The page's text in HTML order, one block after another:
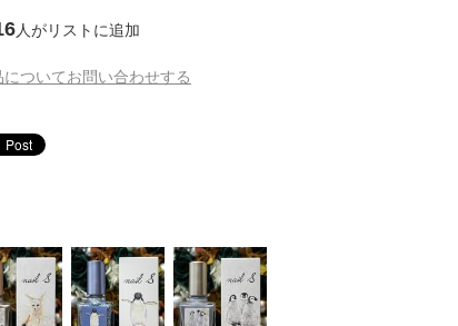
人がリストに追加
についてお問い合わせする